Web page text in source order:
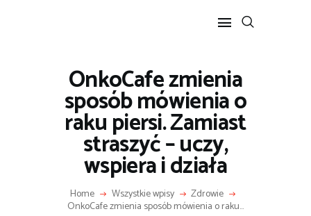
OnkoCafe zmienia
sposób mówienia o
raku piersi. Zamiast
straszyć – uczy,
wspiera i działa
Home Wszystkie wpisy Zdrowie
OnkoCafe zmienia sposób mówienia o raku...
POPULARNE
BIZNES I FINANSE
IT I TECHNOLOGIE
LIFESTYLE
MOTORYZACJA